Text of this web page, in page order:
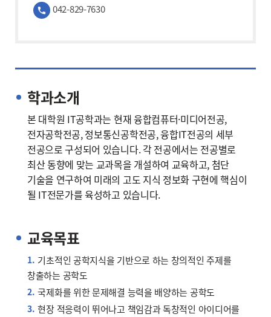
042-829-7630
학과소개
본 대학원 IT공학과는 현재 융합컴퓨터·미디어전공,
전자공학전공, 정보통신공학전공, 융합IT전공의 세부
전공으로 구성되어 있습니다. 각 전공에서는 전공별로
최산 동향에 맞는 교과목을 개설하여 교육하고, 첨단
기술을 연구하여 미래의 고도 지식 정보화 구현에 핵심이
될 IT전문가를 육성하고 있습니다.
교육목표
기초적인 공학지식을 기반으로 하는 창의적인 주제를
창출하는 공학도
국제화를 위한 문제해결 능력을 배양하는 공학도
현장 적응력이 뛰어나고 책임감과 독창적인 아이디어를